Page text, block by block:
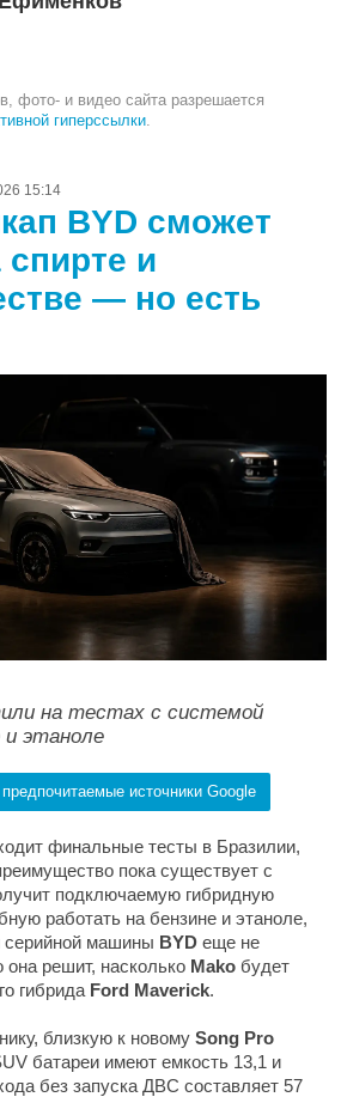
фото- и видео сайта разрешается
гиперссылки.
15:14
BYD сможет
спирте и
— но есть
на тестах с системой
и этаноле
источники Google
финальные тесты в Бразилии,
пока существует с
подключаемую гибридную
работать на бензине и этаноле,
серийной машины BYD еще не
решит, насколько Mako будет
гибрида Ford Maverick.
близкую к новому Song Pro
батареи имеют емкость 13,1 и
без запуска ДВС составляет 57